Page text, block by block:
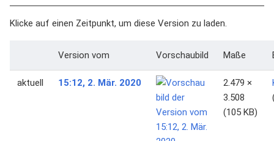
Klicke auf einen Zeitpunkt, um diese Version zu laden.
Version vom Vorschaubild Maße
aktuell 15:12, 2. Mär. 2020
2.479 ×
3.508
(105 KB)